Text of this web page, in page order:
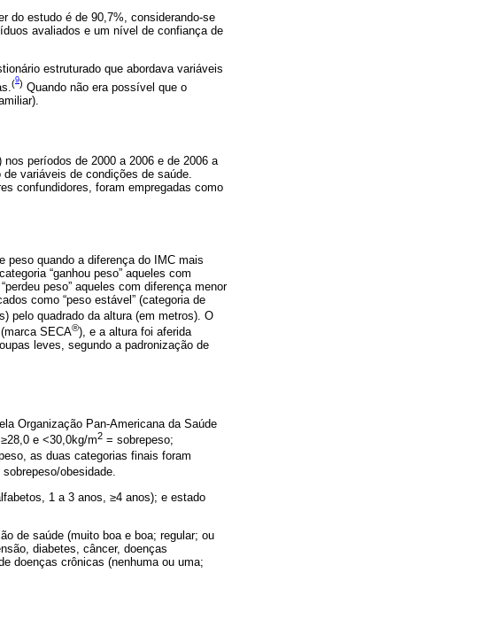
do estudo é de 90,7%, considerando-se
avaliados e um nível de confiança de
estruturado que abordava variáveis
(9) Quando não era possível que o
períodos de 2000 a 2006 e de 2006 a
variáveis de condições de saúde.
confundidores, foram empregadas como
peso quando a diferença do IMC mais
“ganhou peso” aqueles com
peso” aqueles com diferença menor
como “peso estável” (categoria de
pelo quadrado da altura (em metros). O
SECA®), e a altura foi aferida
leves, segundo a padronização de
Organização Pan-Americana da Saúde
e <30,0kg/m2 = sobrepeso;
as duas categorias finais foram
obesidade.
1 a 3 anos, ≥4 anos); e estado
de saúde (muito boa e boa; regular; ou
diabetes, câncer, doenças
doenças crônicas (nenhuma ou uma;